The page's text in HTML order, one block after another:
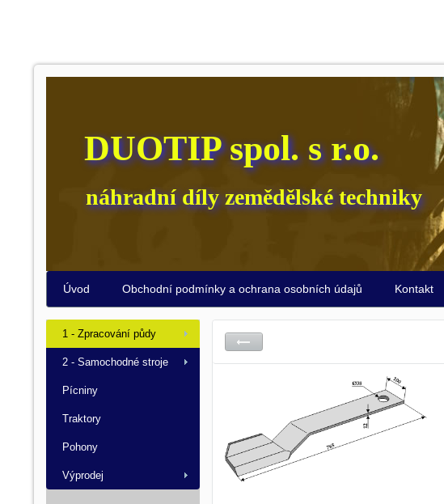
DUOTIP spol. s r.o.
náhradní díly zemědělské techniky
Úvod Obchodní podmínky a ochrana osobních údajů Kontakt
1 - Zpracování půdy
2 - Samochodné stroje
Pícniny
Traktory
Pohony
Výprodej